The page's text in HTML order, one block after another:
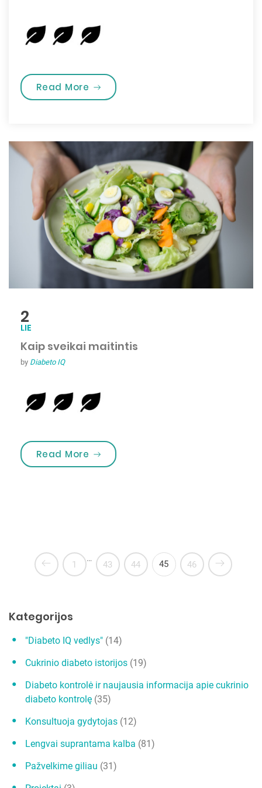
Read More „Kaip prižiūrėti pėdas”
2
LIE
Kaip sveikai maitintis
by Diabeto IQ
Read More „Kaip sveikai maitintis”
1
…
43 44 45 46
Kategorijos
"Diabeto IQ vedlys" (14)
Cukrinio diabeto istorijos (19)
Diabeto kontrolė ir naujausia informacija apie cukrinio
diabeto kontrolę (35)
Konsultuoja gydytojas (12)
Lengvai suprantama kalba (81)
Pažvelkime giliau (31)